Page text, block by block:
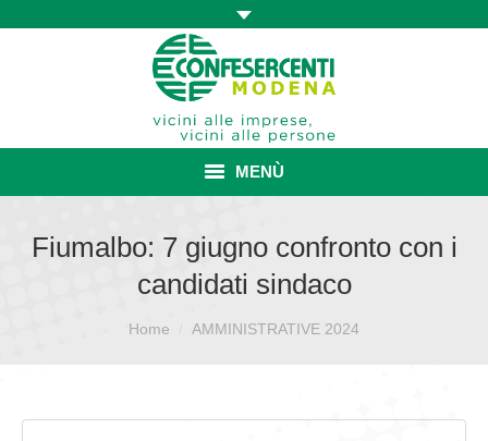
MENÙ
ASSOCIAZIONE
ISCRIZIONE E VANTAGGI
Fiumalbo: 7 giugno confronto con i
candidati sindaco
Home AMMINISTRATIVE 2024